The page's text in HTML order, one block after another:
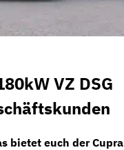
VZ DSG
bietet euch derCupra